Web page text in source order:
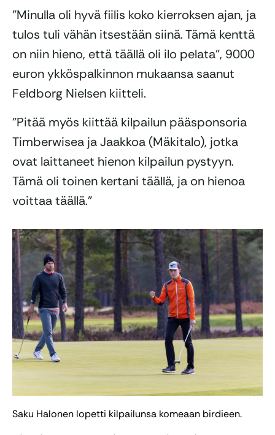
”Minulla oli hyvä fiilis koko kierroksen ajan, ja
tulos tuli vähän itsestään siinä. Tämä kenttä
on niin hieno, että täällä oli ilo pelata”, 9000
euron ykköspalkinnon mukaansa saanut
Feldborg Nielsen kiitteli.
”Pitää myös kiittää kilpailun pääsponsoria
Timberwisea ja Jaakkoa (Mäkitalo), jotka
ovat laittaneet hienon kilpailun pystyyn.
Tämä oli toinen kertani täällä, ja on hienoa
voittaa täällä.”
Saku Halonen lopetti kilpailunsa komeaan birdieen.